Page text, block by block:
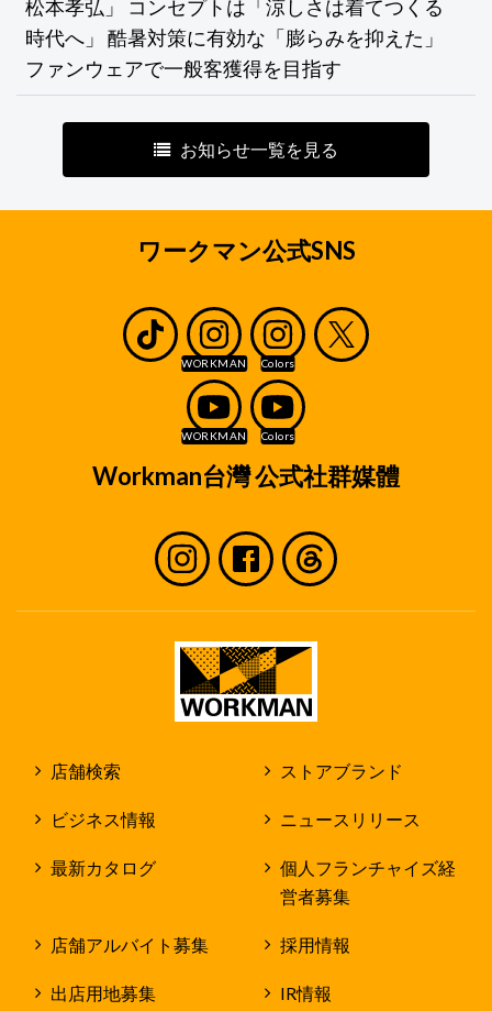
松本孝弘」 コンセプトは「涼しさは着てつくる
時代へ」 酷暑対策に有効な「膨らみを抑えた」
ファンウェアで一般客獲得を目指す
お知らせ一覧を見る
ワークマン公式SNS
Workman台灣 公式社群媒體
店舗検索 ストアブランド
ビジネス情報 ニュースリリース
最新カタログ
個人フランチャイズ経
営者募集
店舗アルバイト募集 採用情報
出店用地募集 IR情報